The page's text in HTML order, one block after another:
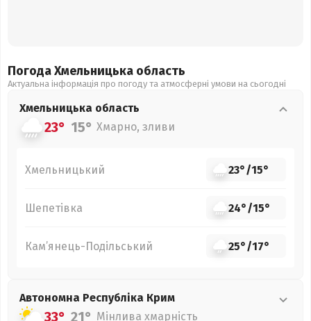
Погода Хмельницька область
Актуальна інформація про погоду та атмосферні умови на сьогодні
Хмельницька область
23° 15° Хмарно, зливи
Хмельницький 23°/15°
Шепетівка 24°/15°
Кам’янець-Подільський 25°/17°
Автономна Республіка Крим
33° 21° Мінлива хмарність